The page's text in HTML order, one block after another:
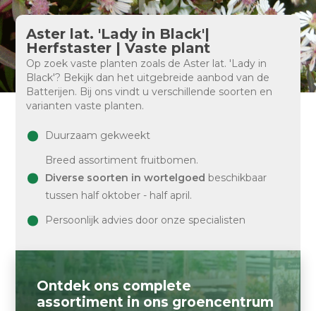
Aster lat. 'Lady in Black'|
Herfstaster | Vaste plant
Op zoek vaste planten zoals de Aster lat. 'Lady in
Black'? Bekijk dan het uitgebreide aanbod van de
Batterijen. Bij ons vindt u verschillende soorten en
varianten vaste planten.
Duurzaam gekweekt
Breed assortiment fruitbomen.
Diverse soorten in wortelgoed beschikbaar
tussen half oktober - half april.
Persoonlijk advies door onze specialisten
Ontdek ons complete
assortiment in ons groencentrum